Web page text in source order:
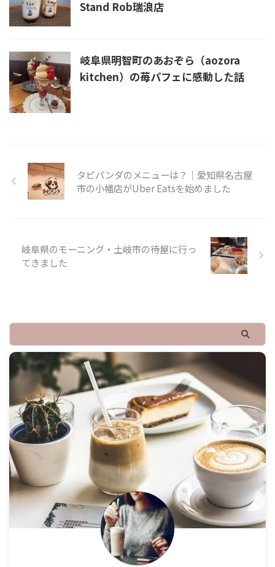
Stand Rob瑞浪店
岐阜県明智町のあおぞら（aozora
kitchen）の苺パフェに感動した話
タピパンダのメニューは？｜愛知県名古屋
市の小幡店がUber Eatsを始めました
岐阜県のモーニング・土岐市の待屋に行っ
てきました